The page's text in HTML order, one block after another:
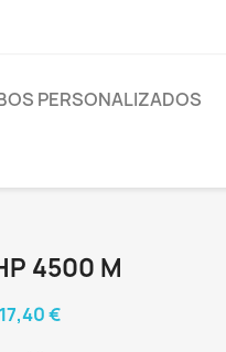
PERSONALIZADOS
4500 M
€